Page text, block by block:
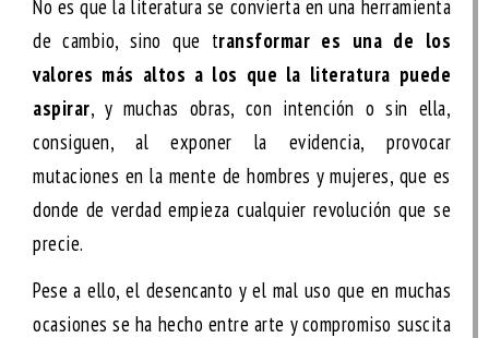
No es que la literatura se convierta en una herramienta
de cambio, sino que transformar es una de los
valores más altos a los que la literatura puede
aspirar, y muchas obras, con intención o sin ella,
consiguen, al exponer la evidencia, provocar
mutaciones en la mente de hombres y mujeres, que es
donde de verdad empieza cualquier revolución que se
precie.
Pese a ello, el desencanto y el mal uso que en muchas
ocasiones se ha hecho entre arte y compromiso suscita